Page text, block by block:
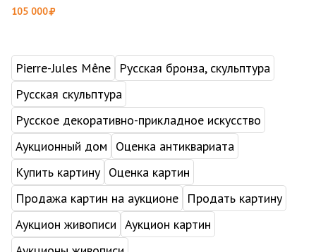
105 000
Pierre-Jules Mêne
Русская бронза, скульптура
Русская скульптура
Русское декоративно-прикладное искусство
Аукционный дом
Оценка антиквариата
Купить картину Оценка картин
Продажа картин на аукционе
Продать картину
Аукцион живописи Аукцион картин